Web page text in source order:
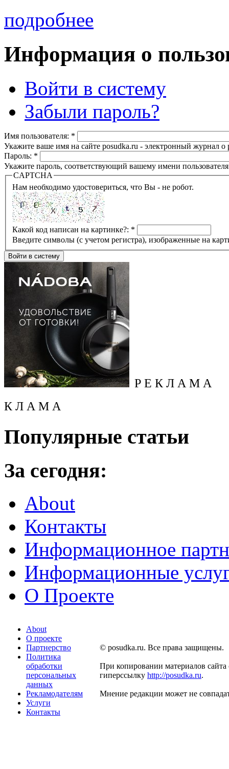
подробнее
Информация о
Войти в систему
Забыли пароль?
Имя пользователя: *
Укажите ваше имя на сайте posudka.ru - электронный журнал
Пароль: *
Укажите пароль, соответствующий вашему имени
CAPTCHA
Нам необходимо удостовериться, что Вы - не робот.
Какой код написан на картинке?: *
Введите символы (с учетом регистра), изображенные на
Р Е К Л А М А
К Л А М А
Популярные статьи
За сегодня:
About
Контакты
Информационное
Информационные
О Проекте
About
О проекте
Партнерство
Политика
обработки
персональных
данных
Рекламодателям
Услуги
Контакты
© posudka.ru. Все права защищены.
При копировании материалов сайта
гиперссылку http://posudka.ru.
Мнение редакции может не